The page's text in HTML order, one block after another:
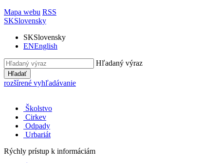
Mapa webu RSS
SKSlovensky
SKSlovensky
ENEnglish
Hľadaný výraz
Hľadať
rozšírené vyhľadávanie
Školstvo
Cirkev
Odpady
Urbariát
Rýchly prístup k informáciám